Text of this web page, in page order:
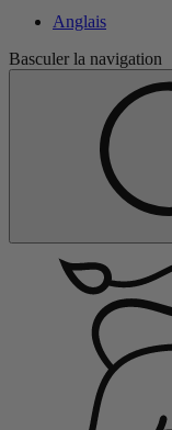
Anglais
Basculer la navigation